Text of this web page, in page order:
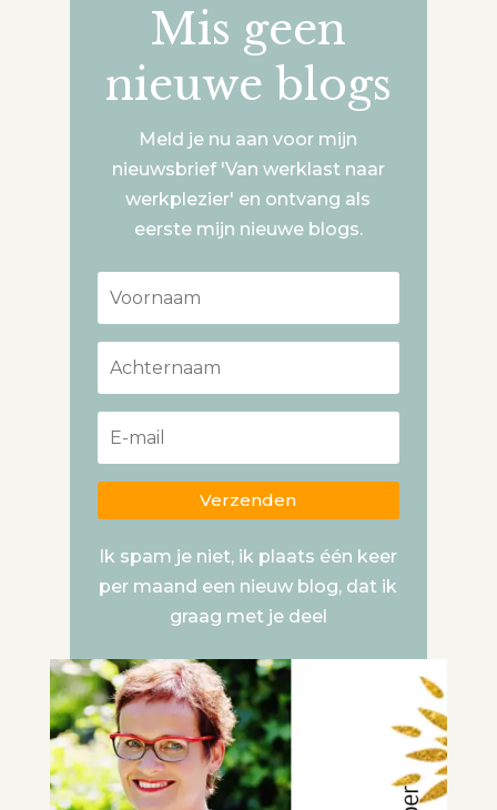
Mis geen
nieuwe blogs
Meld je nu aan voor mijn
nieuwsbrief 'Van werklast naar
werkplezier' en ontvang als
eerste mijn nieuwe blogs.
Verzenden
Ik spam je niet, ik plaats één keer
per maand een nieuw blog, dat ik
graag met je deel